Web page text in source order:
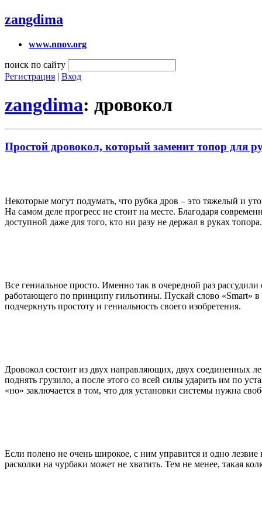
zangdima
www.nnov.org
поиск по сайту
Регистрация | Вход
zangdima: дровокол
Простой дровокол, который заменит топор для
Некоторые могут подумать, что рубка дров – это тяжелый и
На самом деле прогресс не стоит на месте. Благодаря
доступной даже для того, кто ни разу не держал в руках топора.
Все гениальное просто. Именно так в очередной раз
работающего по принципу гильотины. Пускай слово «Smart» в
подчеркнуть простоту и гениальность своего изобретения.
Дровокол состоит из двух направляющих, двух соединенных
поднять грузило, а после этого со всей силы ударить им по
«но» заключается в том, что для установки системы нужна
Если полено не очень широкое, с ним управится и одно лезвие
расколки на чурбаки может не хватить. Тем не менее, такая